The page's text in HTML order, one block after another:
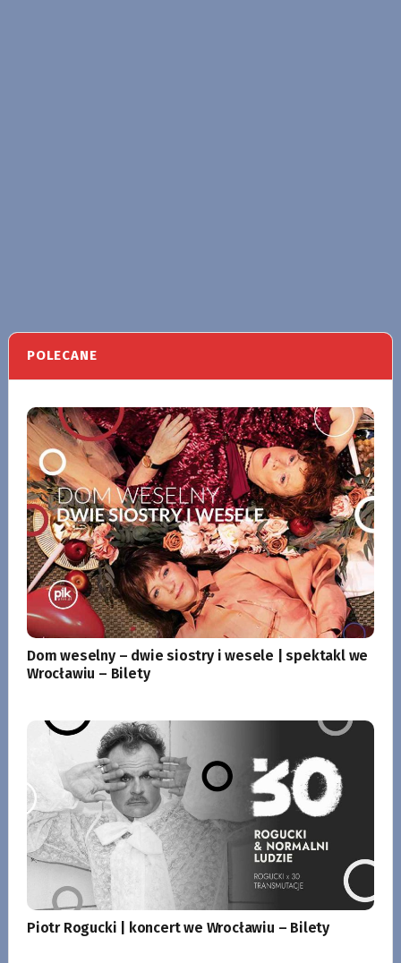
POLECANE
Dom weselny – dwie siostry i wesele | spektakl we
Wrocławiu – Bilety
Piotr Rogucki | koncert we Wrocławiu – Bilety